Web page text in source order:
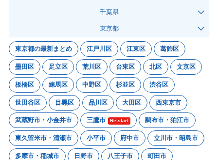
千葉県
東京都
東京都の最新まとめ 江戸川区 江東区 葛飾区
墨田区 足立区 荒川区 台東区 北区 文京区
板橋区 練馬区 中野区 杉並区 渋谷区
世田谷区 目黒区 品川区 大田区 西東京市
武蔵野市・小金井市 三鷹市 Re-start 調布市・狛江市
東久留米市・清瀬市 小平市 府中市 立川市・昭島市
多摩市・稲城市 日野市 八王子市 町田市